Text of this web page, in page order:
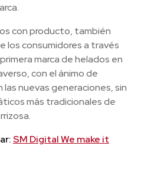
con producto, también
los consumidores a través
marca de helados en
con el ánimo de
nuevas generaciones, sin
más tradicionales de
SM Digital We make it